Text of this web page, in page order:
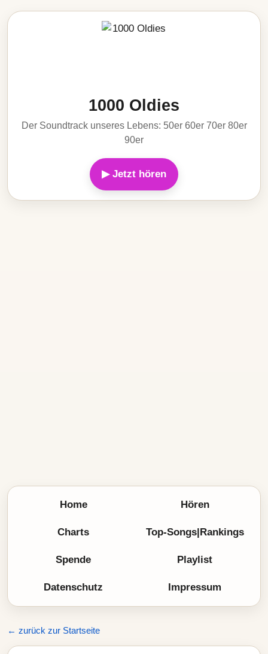
1000 Oldies
Der Soundtrack unseres Lebens: 50er 60er 70er 80er
90er
▶ Jetzt hören
Home Hören
Charts Top-Songs|Rankings
Spende Playlist
Datenschutz Impressum
← zurück zur Startseite